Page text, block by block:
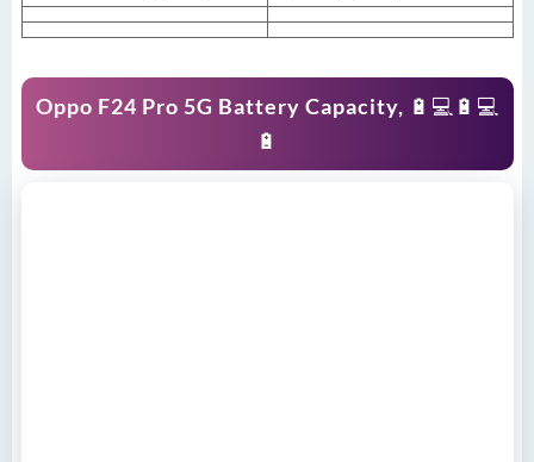
Oppo F24 Pro 5G Battery Capacity, 🔋💻🔋💻
🔋